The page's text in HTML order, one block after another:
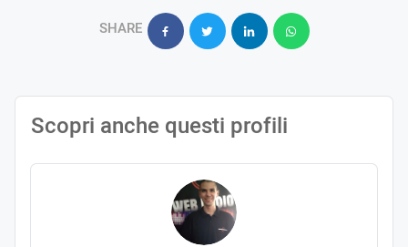
SHARE
Scopri anche questi profili